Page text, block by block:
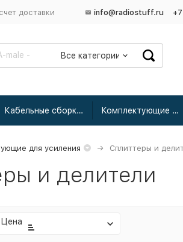
доставки info@radiostuff.ru
Все категории
Кабельные сборки радиочастотные Комплектующие для усиления
для усиления Сплиттеры и
и делители
Цена